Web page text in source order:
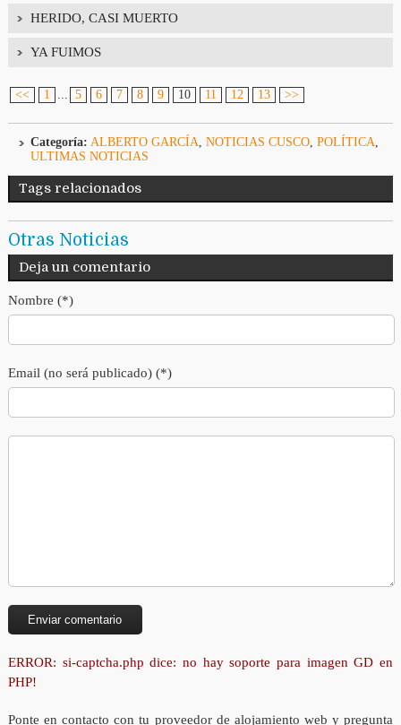
HERIDO, CASI MUERTO
YA FUIMOS
<< 1 5 6 7 8 9 10 11 12 13 >>
Categoría: ALBERTO GARCÍA NOTICIAS CUSCO, POLÍTICA
ULTIMAS NOTICIAS
Tags relacionados
Otras Noticias
Deja un comentario
Nombre (*)
Email (no será publicado) (*)
ERROR: si-captcha.php dice: no hay soporte para imagen GD en
PHP!
Ponte en contacto con tu proveedor de alojamiento web y pregunta